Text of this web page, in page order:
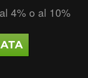
4% o al 10%